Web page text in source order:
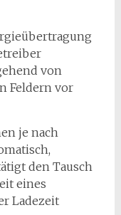
von
Feldern vor
je nach
den Tausch
eines
Ladezeit